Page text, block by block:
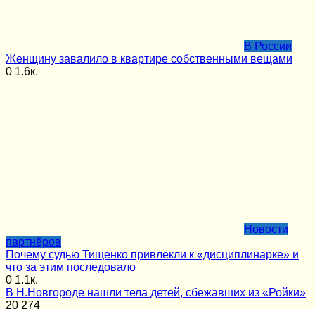
В России
Женщину завалило в квартире собственными вещами
0 1.6к.
Новости
партнёров
Почему судью Тищенко привлекли к «дисциплинарке» и
что за этим последовало
0 1.1к.
В Н.Новгороде нашли тела детей, сбежавших из «Ройки»
20 274